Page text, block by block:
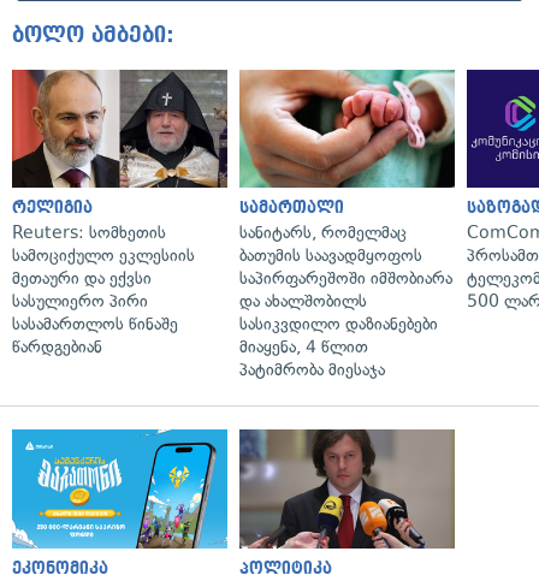
ბოლო ამბები:
რელიგია
Reuters: სომხეთის
სამოციქულო ეკლესიის
მეთაური და ექვსი
სასულიერო პირი
სასამართლოს წინაშე
წარდგებიან
სამართალი
სანიტარს, რომელმაც
ბათუმის საავადმყოფოს
საპირფარეშოში იმშობიარა
და ახალშობილს
სასიკვდილო დაზიანებები
მიაყენა, 4 წლით
პატიმრობა მიესაჯა
500
ეკონომიკა პოლიტიკა